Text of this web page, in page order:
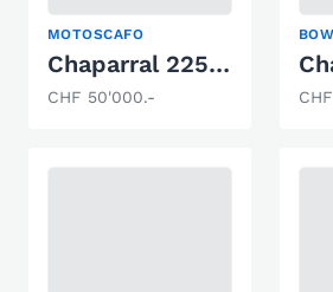
MOTOSCAFO
Chaparral 225SSI
CHF 50'000.-